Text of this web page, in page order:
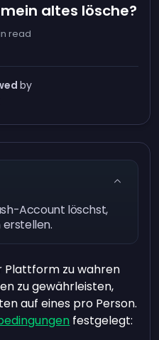
altes lösche?
read
by
Account löschst,
erstellen.
Plattform zu wahren
zu gewährleisten,
auf eines pro Person.
festgelegt: